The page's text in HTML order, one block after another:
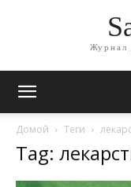
Журнал
Домой Теги
Tag: